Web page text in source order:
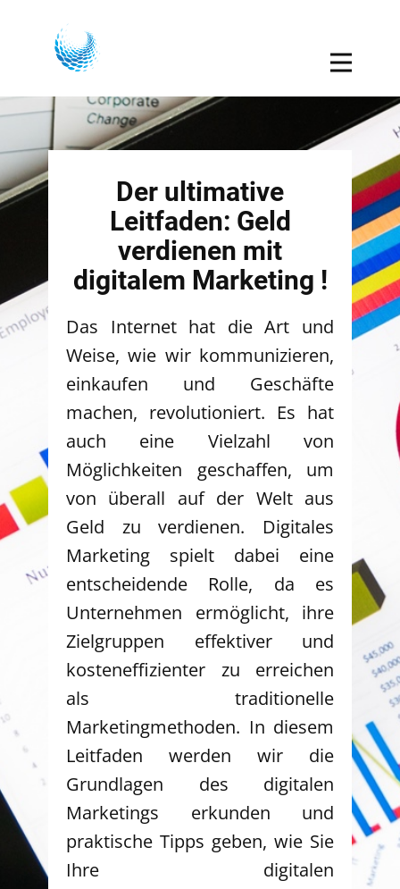
Der ultimative
Leitfaden: Geld
verdienen mit
digitalem Marketing !
Das Internet hat die Art und
Weise, wie wir kommunizieren,
einkaufen und Geschäfte
machen, revolutioniert. Es hat
auch eine Vielzahl von
Möglichkeiten geschaffen, um
von überall auf der Welt aus
Geld zu verdienen. Digitales
Marketing spielt dabei eine
entscheidende Rolle, da es
Unternehmen ermöglicht, ihre
Zielgruppen effektiver und
kosteneffizienter zu erreichen
als traditionelle
Marketingmethoden. In diesem
Leitfaden werden wir die
Grundlagen des digitalen
Marketings erkunden und
praktische Tipps geben, wie Sie
Ihre digitalen